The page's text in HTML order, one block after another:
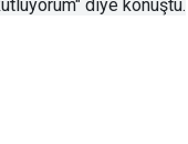
diye konuştu.